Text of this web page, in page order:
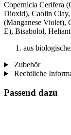
Copernicia Cerifera
Dioxid), Caolin
(Manganese Violet),
E), Bisabolol,
aus
Zubehör
Rechtliche
Passend dazu